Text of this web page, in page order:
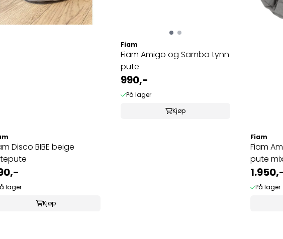
Disco BIBE beige
lager
Kjøp
Fiam
Fiam Amigo og Samba tynn
pute
990,-
På lager
Kjøp
Fiam
Fiam
pute
På lager